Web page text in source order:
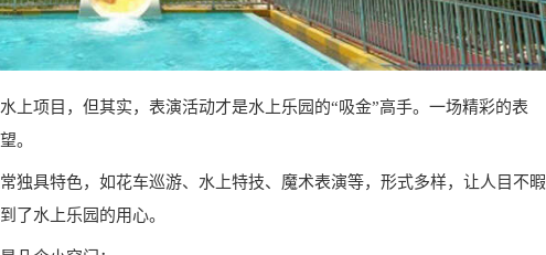
上项目，但其实，表演活动才是水上乐园的“吸金”高手。一场精彩的表
。
独具特色，如花车巡游、水上特技、魔术表演等，形式多样，让人目不暇
了水上乐园的用心。